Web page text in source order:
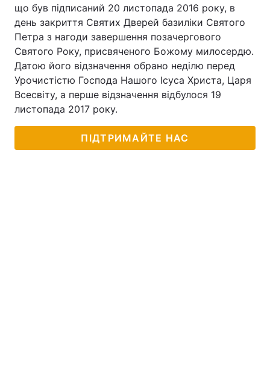
що був підписаний 20 листопада 2016 року, в
день закриття Святих Дверей базиліки Святого
Петра з нагоди завершення позачергового
Святого Року, присвяченого Божому милосердю.
Датою його відзначення обрано неділю перед
Урочистістю Господа Нашого Ісуса Христа, Царя
Всесвіту, а перше відзначення відбулося 19
листопада 2017 року.
ПІДТРИМАЙТЕ НАС